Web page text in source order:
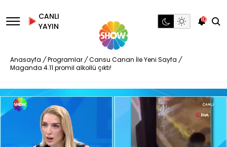
CANLI
YAYIN
10
Anasayfa / Programlar / Cansu Canan İle Yeni Sayfa /
Maganda 4.11 promil alkollü çıktı!